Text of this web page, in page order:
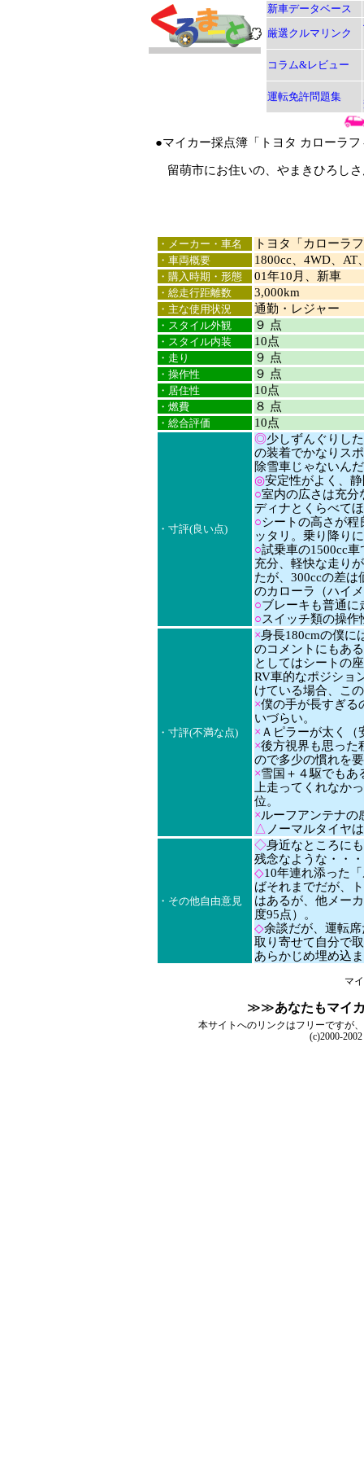
新車データベース
厳選クルマリンク
コラム&レビュー
運転免許問題集
●マイカー採点簿「トヨタ カローラ
留萌市にお住いの、やまきひろし
・メーカー・車名 トヨタ「カローラ
・車両概要 1800cc、4WD、AT
・購入時期・形態 01年10月、新車
・総走行距離数 3,000km
・主な使用状況 通勤・レジャー
・スタイル外観 ９ 点
・スタイル内装 10点
・走り ９ 点
・操作性 ９ 点
・居住性 10点
・燃費 ８ 点
・総合評価 10点
・寸評(良い点)
◎少しずんぐりし
の装着でかなりス
除雪車じゃないん
◎安定性がよく、
○室内の広さは充分
ディナとくらべて
○シートの高さが程
ッタリ。乗り降り
○試乗車の1500cc
充分、軽快な走り
たが、300ccの差
のカローラ（ハイ
○ブレーキも普通に
○スイッチ類の操
・寸評(不満な点)
×身長180cmの僕に
のコメントにもあ
としてはシートの
RV車的なポジショ
けている場合、こ
×僕の手が長すぎる
いづらい。
× Ａピラーが太く
×後方視界も思った
ので多少の慣れを
×雪国＋４駆でもあ
上走ってくれなか
位。
×ルーフアンテナの
△ ノーマルタイヤ
・その他自由意見
◇身近なところに
残念なような・・
◇10年連れ添った
ばそれまでだが、
はあるが、他メー
度95点）。
◇余談だが、運転
取り寄せて自分で
あらかじめ埋め込
マ
≫≫あなたもマイ
本サイトへのリンクはフリーですが
(c)2000-2002